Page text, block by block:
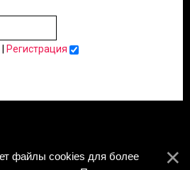
Регистрация
файлы cookies для более